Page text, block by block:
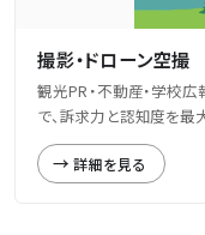
撮影・ドローン空撮
観光PR・不動産・学校
で、訴求力と認知度を最
詳細を見る